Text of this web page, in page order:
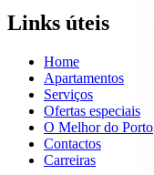
Links úteis
Home
Apartamentos
Serviços
Ofertas especiais
O Melhor do Porto
Contactos
Carreiras